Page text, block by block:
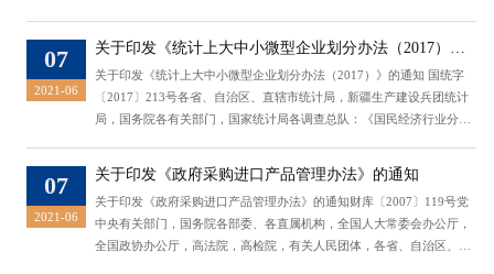
办公室： 为规范含有密码技术的信息产品政府采购行为，维护国家
信息安全，国家密码管理局、科...
07
2021-06
关于印发《统计上大中小微型企业划分办法（2017）》
关于印发《统计上大中小微型企业划分办法（2017）》的通知 国统字
〔2017〕213号各省、自治区、直辖市统计局，新疆生产建设兵团统计
局，国务院各有关部门，国家统计局各调查总队：《国民经济行业分
法、结构框架和适用范围，仅将所涉及的行业按照《国民经济行业分
类》（GB/T 4754—2011）和《国民...
07
2021-06
关于印发《政府采购进口产品管理办法》的通知
关于印发《政府采购进口产品管理办法》的通知财库〔2007〕119号党
中央有关部门，国务院各部委、各直属机构，全国人大常委会办公厅，
全国政协办公厅，高法院，高检院，有关人民团体，各省、自治区、直